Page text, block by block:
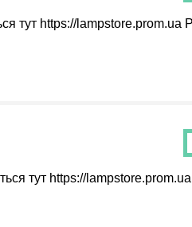
тут https://lampstore.prom.ua
тут https://